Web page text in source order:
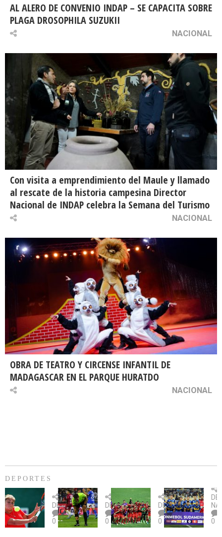
AL ALERO DE CONVENIO INDAP – SE CAPACITA SOBRE
PLAGA DROSOPHILA SUZUKII
NACIONAL
Con visita a emprendimiento del Maule y llamado
al rescate de la historia campesina Director
Nacional de INDAP celebra la Semana del Turismo
NACIONAL
OBRA DE TEATRO Y CIRCENSE INFANTIL DE
MADAGASCAR EN EL PARQUE HURATDO
NACIONAL
DEPORTES
Billie
Jean
King
Cup:
DEPORTES
0
U.
Católica
fue
citada
DEPORTES
0
Copa
Sudamericana:
U.
La
DEPORTES
0
un
0